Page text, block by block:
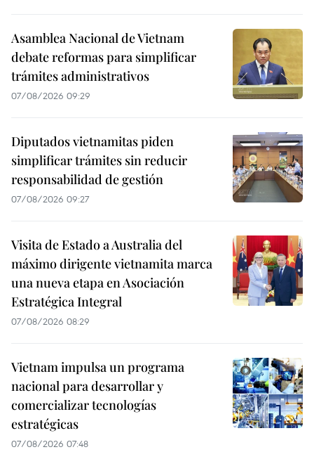
Asamblea Nacional de Vietnam
debate reformas para simplificar
trámites administrativos
07/08/2026 09:29
Diputados vietnamitas piden
simplificar trámites sin reducir
responsabilidad de gestión
07/08/2026 09:27
Visita de Estado a Australia del
máximo dirigente vietnamita marca
una nueva etapa en Asociación
Estratégica Integral
07/08/2026 08:29
Vietnam impulsa un programa
nacional para desarrollar y
comercializar tecnologías
estratégicas
07/08/2026 07:48